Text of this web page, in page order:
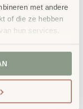
met andere
of die ze hebben
hun services.